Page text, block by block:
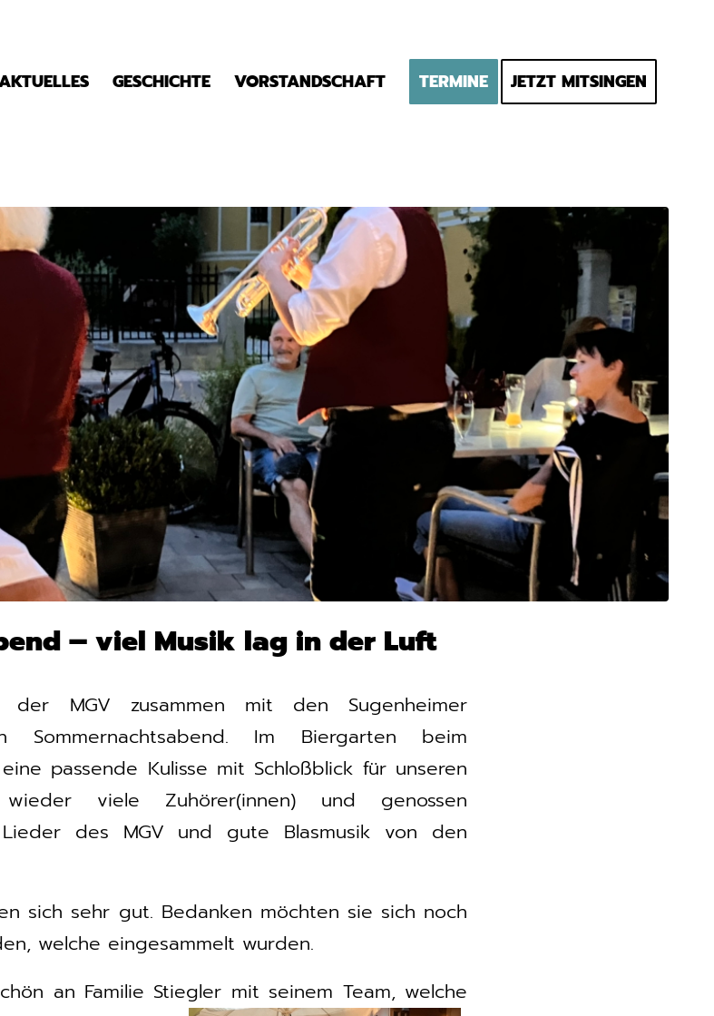
GESCHICHTE VORSTANDSCHAFT TERMINE JETZT MITSINGEN
– viel Musik lag in der Luft
der MGV zusammen mit den Sugenheimer
Sommernachtsabend. Im Biergarten beim
passende Kulisse mit Schloßblick für unseren
viele Zuhörer(innen) und genossen
Lieder des MGV und gute Blasmusik von den
sich sehr gut. Bedanken möchten sie sich noch
welche eingesammelt wurden.
an Familie Stiegler mit seinem Team, welche